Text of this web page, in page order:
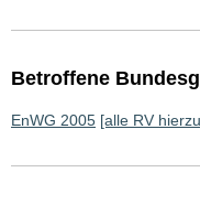
Betroffene
EnWG 2005 [alle RV